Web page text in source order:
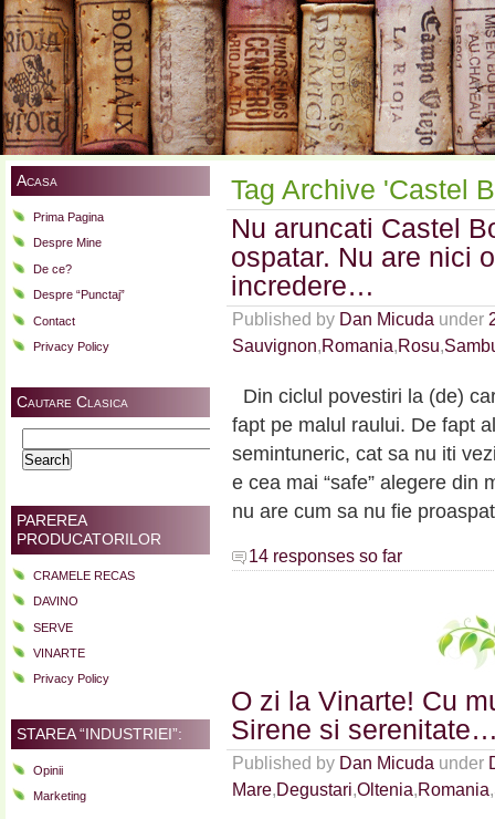
Acasa
Prima Pagina
Despre Mine
De ce?
Despre “Punctaj”
Contact
Privacy Policy
Cautare Clasica
for:
PAREREA
PRODUCATORILOR
CRAMELE RECAS
DAVINO
SERVE
VINARTE
Privacy Policy
STAREA “INDUSTRIEI”:
Opinii
Marketing
Tag Archive 'Castel
Nu aruncati Castel
ospatar. Nu are nici
incredere…
Published by Dan Micuda under
Sauvignon,Romania,Rosu,
Din ciclul povestiri la (de)
fapt pe malul raului. De fapt
semintuneric, cat sa nu iti
e cea mai “safe” alegere din
nu are cum sa nu fie
14 responses so far
O zi la Vinarte! Cu
Sirene si
Published by Dan Micuda under
Mare,Degustari,Oltenia,Romania,